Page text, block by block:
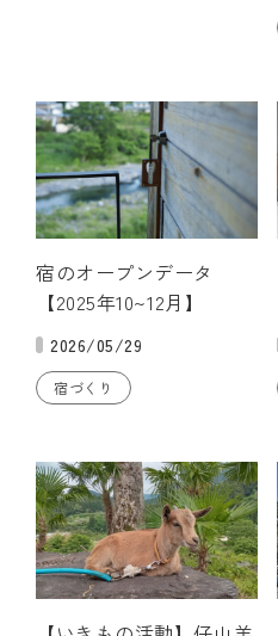
宿のオープンデータ
【2025年10~12月】
2026/05/29
宿づくり